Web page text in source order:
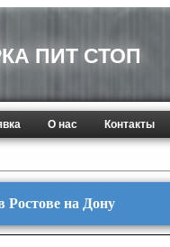
ПИТ СТОП
О нас Контакты
Ростове на Дону